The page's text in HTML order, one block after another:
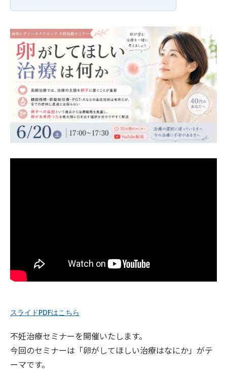
スライドPDFはこちら
不妊治療セミナーを開催いたします。
今回のセミナーは「卵がしてほしい治療はなにか」がテ
ーマです。